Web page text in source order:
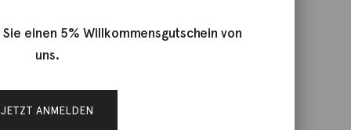
einen 5% Willkommensgutschein von
uns.
JETZT ANMELDEN